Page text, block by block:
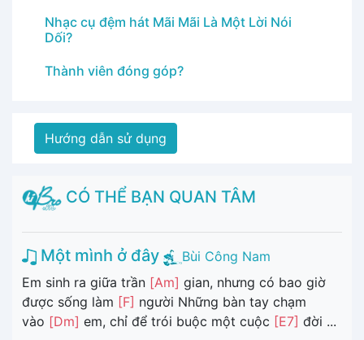
Nhạc cụ đệm hát Mãi Mãi Là Một Lời Nói
Dối?
Thành viên đóng góp?
Hướng dẫn sử dụng
CÓ THỂ BẠN QUAN TÂM
Một mình ở đây
Bùi Công Nam
Em sinh ra giữa trần [Am] gian, nhưng có bao giờ
được sống làm [F] người Những bàn tay chạm
vào [Dm] em, chỉ để trói buộc một cuộc [E7] đời ...